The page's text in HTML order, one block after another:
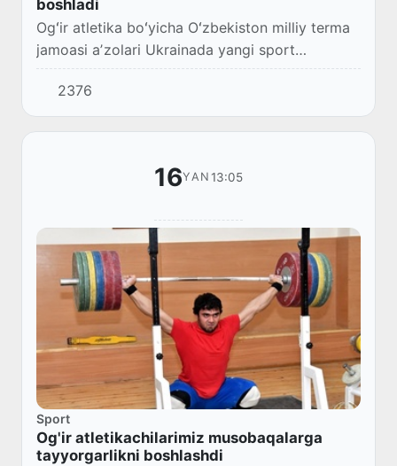
boshladi
Ogʻir atletika boʻyicha Oʻzbekiston milliy terma
jamoasi aʼzolari Ukrainada yangi sport
mavsumining dastlabki oʻquv-mashgʻulotlar
yigʻiniga kirishdi.
2376
16YAN 13:05
Sport
Og'ir atletikachilarimiz musobaqalarga
tayyorgarlikni boshlashdi